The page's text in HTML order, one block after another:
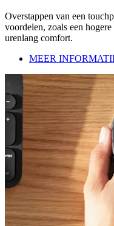
Overstappen van een
voordelen, zoals een
urenlang comfort.
MEER